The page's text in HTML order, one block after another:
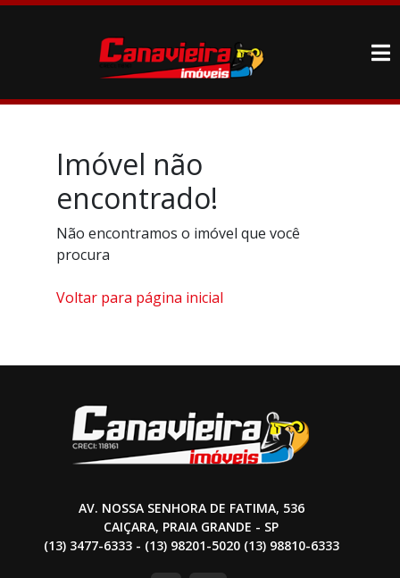
Imóvel não
encontrado!
Não encontramos o imóvel que você
procura
Voltar para página inicial
AV. NOSSA SENHORA DE FATIMA, 536
CAIÇARA, PRAIA GRANDE - SP
(13) 3477-6333 - (13) 98201-5020 (13) 98810-6333